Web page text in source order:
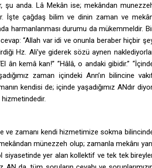
şu anda. Lâ Mekân ise; mekândan
İşte çağdaş bilim ve dinin zaman ve
harmanlanması durumu da mükemmeldir.
“Allah var idi ve onunla beraber hiçbir
Hz. Ali’ye giderek sözü aynen
kemâ kan!” ”Hâlâ, o andaki gibidir.”
zaman içindeki Ann’ın bilincine
kendisi de; içinde yaşadığımız ANdır
hizmetindedir.
ve zamanı kendi hizmetimize sokma
münezzeh olup; zamanla mekânı
siyasetinde yer alan kollektif ve tek tek